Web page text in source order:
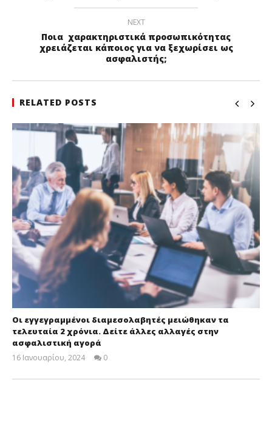
NEXT
Ποια χαρακτηριστικά προσωπικότητας
χρειάζεται κάποιος για να ξεχωρίσει ως
ασφαλιστής;
RELATED POSTS
Οι εγγεγραμμένοι διαμεσολαβητές μειώθηκαν τα
τελευταία 2 χρόνια. Δείτε άλλες αλλαγές στην
ασφαλιστική αγορά
16 Ιανουαρίου, 2024
Insurance
0